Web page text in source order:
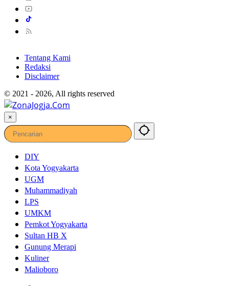
Tentang Kami
Redaksi
Disclaimer
© 2021 - 2026, All rights reserved
×
DIY
Kota Yogyakarta
UGM
Muhammadiyah
LPS
UMKM
Pemkot Yogyakarta
Sultan HB X
Gunung Merapi
Kuliner
Malioboro